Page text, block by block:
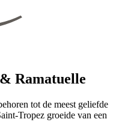
Ramatuelle
tot de meest geliefde
Tropez groeide van een